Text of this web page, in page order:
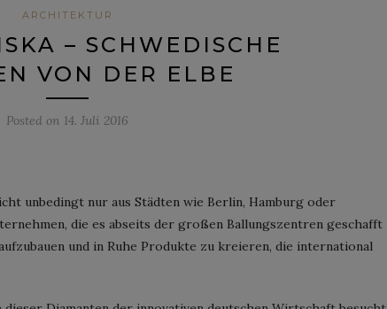
ARCHITEKTUR
– SCHWEDISCHE
VON DER ELBE
Posted on 14. Juli 2016
unbedingt nur aus Städten wie Berlin, Hamburg oder
die es abseits der großen Ballungszentren geschafft
und in Ruhe Produkte zu kreieren, die international